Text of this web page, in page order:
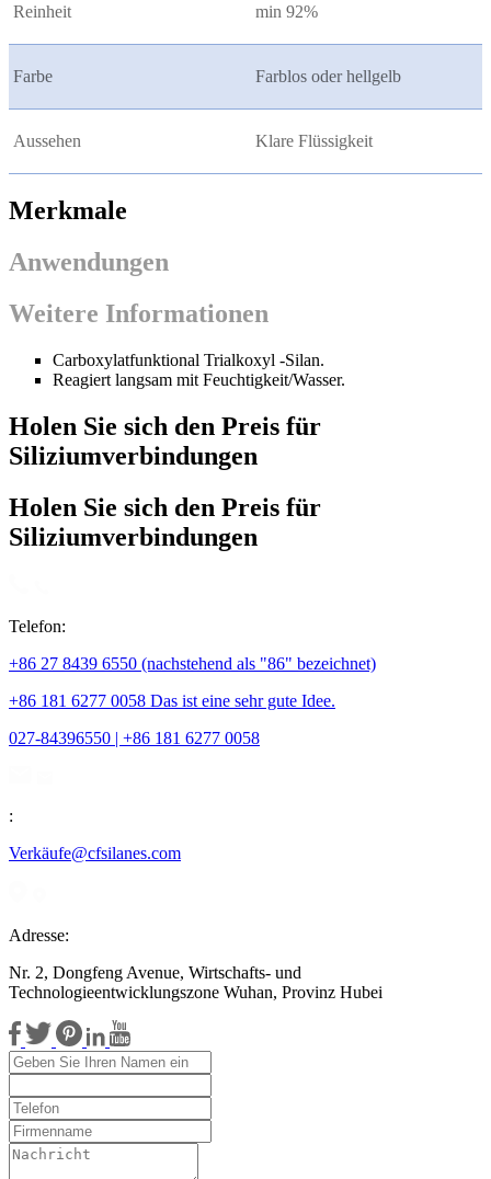
Reinheit min 92%
Farbe Farblos oder hellgelb
Aussehen Klare Flüssigkeit
Merkmale
Anwendungen
Weitere Informationen
Carboxylatfunktional Trialkoxyl -Silan.
Reagiert langsam mit Feuchtigkeit/Wasser.
Holen Sie sich den Preis für
Siliziumverbindungen
Holen Sie sich den Preis für
Siliziumverbindungen
Telefon:
+86 27 8439 6550 (nachstehend als "86" bezeichnet)
+86 181 6277 0058 Das ist eine sehr gute Idee.
027-84396550 | +86 181 6277 0058
:
Verkäufe@cfsilanes.com
Adresse:
Nr. 2, Dongfeng Avenue, Wirtschafts- und
Technologieentwicklungszone Wuhan, Provinz Hubei